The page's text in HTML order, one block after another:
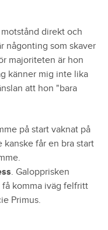
direkt och
någonting som skaver
majoriteten är hon
känner mig inte lika
att hon "bara
på start vaknat på
får en bra start
. Galopprisken
komma iväg felfritt
Primus.